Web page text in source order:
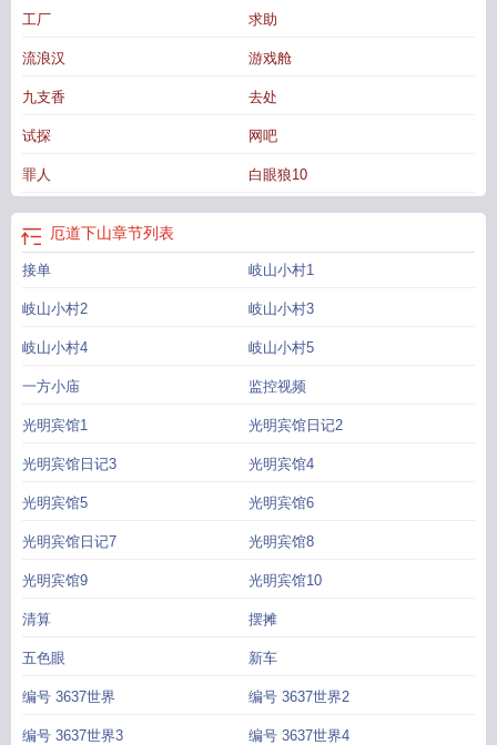
工厂 求助
流浪汉 游戏舱
九支香 去处
试探 网吧
罪人 白眼狼10
厄道下山章节列表
接单 岐山小村1
岐山小村2 岐山小村3
岐山小村4 岐山小村5
一方小庙 监控视频
光明宾馆1 光明宾馆日记2
光明宾馆日记3 光明宾馆4
光明宾馆5 光明宾馆6
光明宾馆日记7 光明宾馆8
光明宾馆9 光明宾馆10
清算 摆摊
五色眼 新车
编号 3637世界 编号 3637世界2
编号 3637世界3 编号 3637世界4